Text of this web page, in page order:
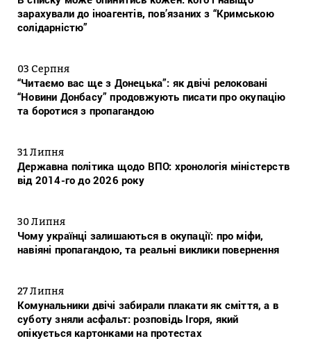
зарахували до іноагентів, пов’язаних з “Кримською
солідарністю”
03 Серпня
“Читаємо вас ще з Донецька”: як двічі релоковані
“Новини Донбасу” продовжують писати про окупацію
та боротися з пропагандою
31 Липня
Державна політика щодо ВПО: хронологія міністерств
від 2014-го до 2026 року
30 Липня
Чому українці залишаються в окупації: про міфи,
навіяні пропагандою, та реальні виклики повернення
27 Липня
Комунальники двічі забирали плакати як сміття, а в
суботу зняли асфальт: розповідь Ігоря, який
опікується картонками на протестах